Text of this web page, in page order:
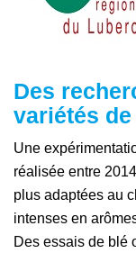
Des
variétés
Une
réalisée entre
plus adaptées au
intenses en
Des essais de blé